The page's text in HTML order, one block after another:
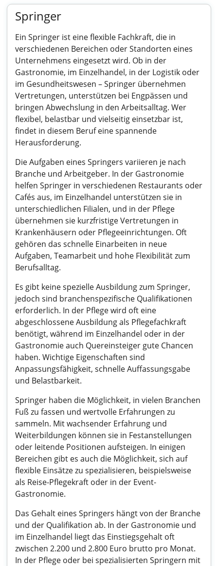
Springer
Ein Springer ist eine flexible Fachkraft, die in
verschiedenen Bereichen oder Standorten eines
Unternehmens eingesetzt wird. Ob in der
Gastronomie, im Einzelhandel, in der Logistik oder
im Gesundheitswesen – Springer übernehmen
Vertretungen, unterstützen bei Engpässen und
bringen Abwechslung in den Arbeitsalltag. Wer
flexibel, belastbar und vielseitig einsetzbar ist,
findet in diesem Beruf eine spannende
Herausforderung.
Die Aufgaben eines Springers variieren je nach
Branche und Arbeitgeber. In der Gastronomie
helfen Springer in verschiedenen Restaurants oder
Cafés aus, im Einzelhandel unterstützen sie in
unterschiedlichen Filialen, und in der Pflege
übernehmen sie kurzfristige Vertretungen in
Krankenhäusern oder Pflegeeinrichtungen. Oft
gehören das schnelle Einarbeiten in neue
Aufgaben, Teamarbeit und hohe Flexibilität zum
Berufsalltag.
Es gibt keine spezielle Ausbildung zum Springer,
jedoch sind branchenspezifische Qualifikationen
erforderlich. In der Pflege wird oft eine
abgeschlossene Ausbildung als Pflegefachkraft
benötigt, während im Einzelhandel oder in der
Gastronomie auch Quereinsteiger gute Chancen
haben. Wichtige Eigenschaften sind
Anpassungsfähigkeit, schnelle Auffassungsgabe
und Belastbarkeit.
Springer haben die Möglichkeit, in vielen Branchen
Fuß zu fassen und wertvolle Erfahrungen zu
sammeln. Mit wachsender Erfahrung und
Weiterbildungen können sie in Festanstellungen
oder leitende Positionen aufsteigen. In einigen
Bereichen gibt es auch die Möglichkeit, sich auf
flexible Einsätze zu spezialisieren, beispielsweise
als Reise-Pflegekraft oder in der Event-
Gastronomie.
Das Gehalt eines Springers hängt von der Branche
und der Qualifikation ab. In der Gastronomie und
im Einzelhandel liegt das Einstiegsgehalt oft
zwischen 2.200 und 2.800 Euro brutto pro Monat.
In der Pflege oder bei spezialisierten Springern mit